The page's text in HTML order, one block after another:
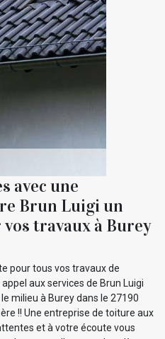
avec une
Brun Luigi un
travaux à Burey
pour tous vos travaux de
aux services de Brun Luigi
milieu à Burey dans le 27190
!! Une entreprise de toiture aux
et à votre écoute vous